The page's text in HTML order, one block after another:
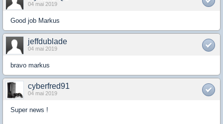
04 mai 2019
Good job Markus
jeffdublade
04 mai 2019
bravo markus
cyberfred91
04 mai 2019
Super news !